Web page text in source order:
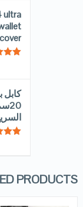
ultra
cover
كابل
PRODUCTS